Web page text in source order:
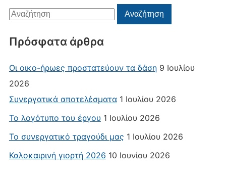
Αναζήτηση
για:
Αναζήτηση
Πρόσφατα άρθρα
Οι οικο-ήρωες προστατεύουν τα δάση 9 Ιουλίου
2026
Συνεργατικά αποτελέσματα 1 Ιουλίου 2026
Το λογότυπο του έργου 1 Ιουλίου 2026
Το συνεργατικό τραγούδι μας 1 Ιουλίου 2026
Καλοκαιρινή γιορτή 2026 10 Ιουνίου 2026